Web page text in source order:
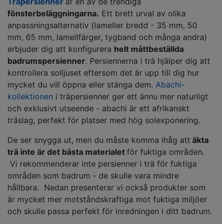
fönsterbeläggningarna. Ett brett urval av olika
anpassningsalternativ (lameller bredd - 35 mm, 50
mm, 65 mm, lamellfärger, tygband och många andra)
erbjuder dig att konfigurera helt måttbeställda
badrumspersienner. Persiennerna i trä hjälper dig att
kontrollera solljuset eftersom det är upp till dig hur
mycket du vill öppna eller stänga dem. Abachi-
kollektionen i träpersienner ger ett ännu mer naturligt
och exklusivt utseende - abachi är ett afrikanskt
träslag, perfekt för platser med hög solexponering.
De ser snygga ut, men du måste komma ihåg att äkta
trä inte är det bästa materialet för fuktiga områden.
Vi rekommenderar inte persienner i trä för fuktiga
områden som badrum - de skulle vara mindre
hållbara. Nedan presenterar vi också produkter som
är mycket mer motståndskraftiga mot fuktiga miljöer
och skulle passa perfekt för inredningen i ditt badrum.